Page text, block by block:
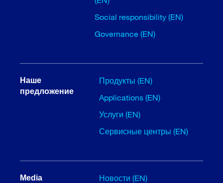
Social responsibility (EN)
Governance (EN)
Наше
предложение
Продукты (EN)
Applications (EN)
Услуги (EN)
Сервисные центры (EN)
Media
Новости (EN)